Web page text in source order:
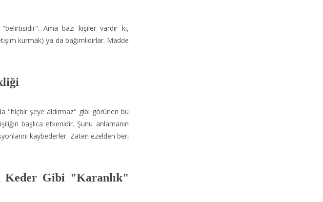
Ama bazı kişiler vardır ki,
kurmak) ya da bağımlıdırlar. Madde
"hiçbir şeye aldırmaz" gibi görünen bu
başlıca etkenidir. Şunu anlamanın
kaybederler. Zaten ezelden beri
Keder Gibi "Karanlık"